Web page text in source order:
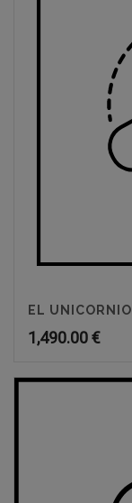
EL UNICORNIO
1,490.00€